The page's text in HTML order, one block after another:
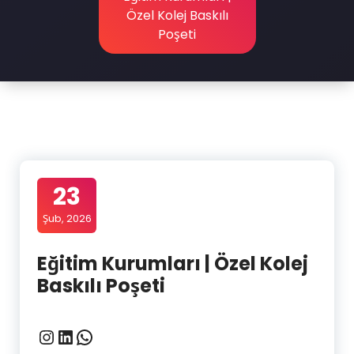
Özel Kolej Baskılı
Poşeti
23
Şub, 2026
Eğitim Kurumları | Özel Kolej
Baskılı Poşeti
Instagram
LinkedIn
WhatsApp